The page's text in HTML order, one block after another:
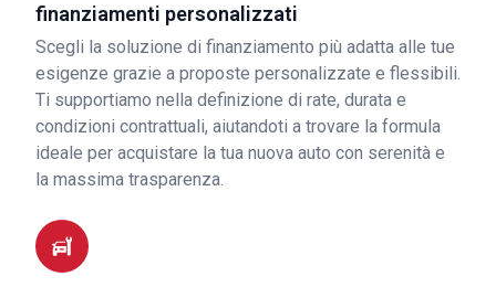
finanziamenti personalizzati
Scegli la soluzione di finanziamento più adatta alle tue
esigenze grazie a proposte personalizzate e flessibili.
Ti supportiamo nella definizione di rate, durata e
condizioni contrattuali, aiutandoti a trovare la formula
ideale per acquistare la tua nuova auto con serenità e
la massima trasparenza.